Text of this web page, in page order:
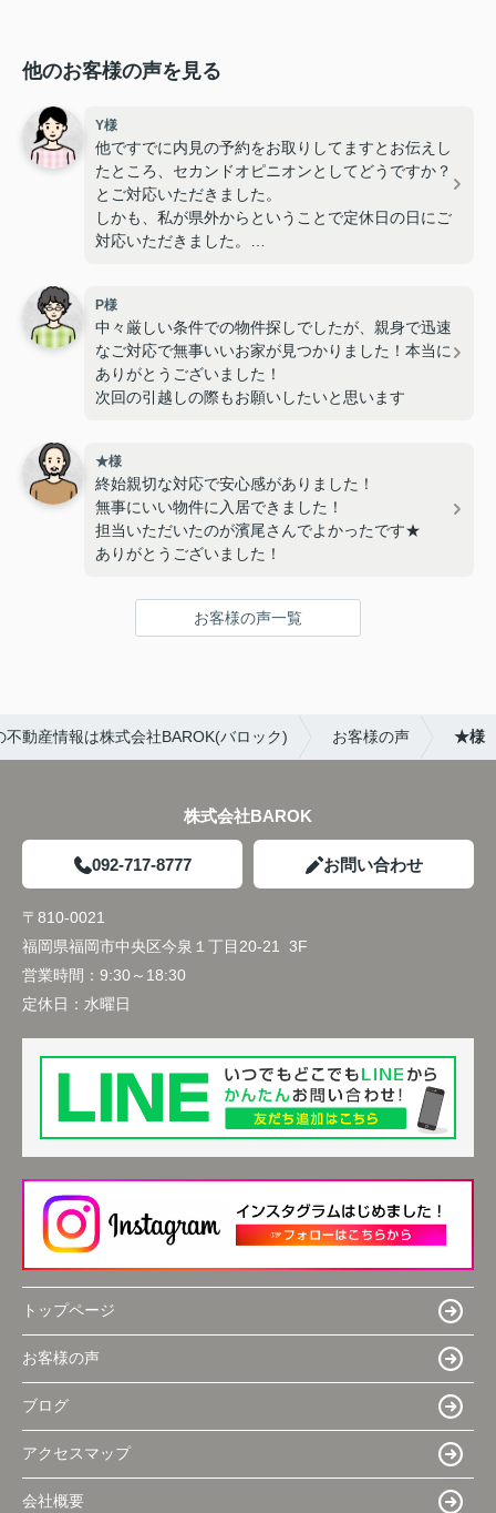
他のお客様の声を見る
Y様
他ですでに内見の予約をお取りしてますとお伝えし
たところ、セカンドオピニオンとしてどうですか？
とご対応いただきました。
しかも、私が県外からということで定休日の日にご
対応いただきました。
んなことを教えていただきました！
P様
中々厳しい条件での物件探しでしたが、親身で迅速
なご対応で無事いいお家が見つかりました！本当に
ありがとうございました！
次回の引越しの際もお願いしたいと思います
★様
終始親切な対応で安心感がありました！
無事にいい物件に入居できました！
担当いただいたのが濱尾さんでよかったです★
ありがとうございました！
お客様の声一覧
動産情報は株式会社BAROK(バロック) お客様の声 ★様
株式会社BAROK
092-717-8777 お問い合わせ
〒810-0021
福岡県福岡市中央区今泉１丁目20-21 3F
営業時間： 9:30～18:30
定休日： 水曜日
トップページ
お客様の声
ブログ
アクセスマップ
会社概要